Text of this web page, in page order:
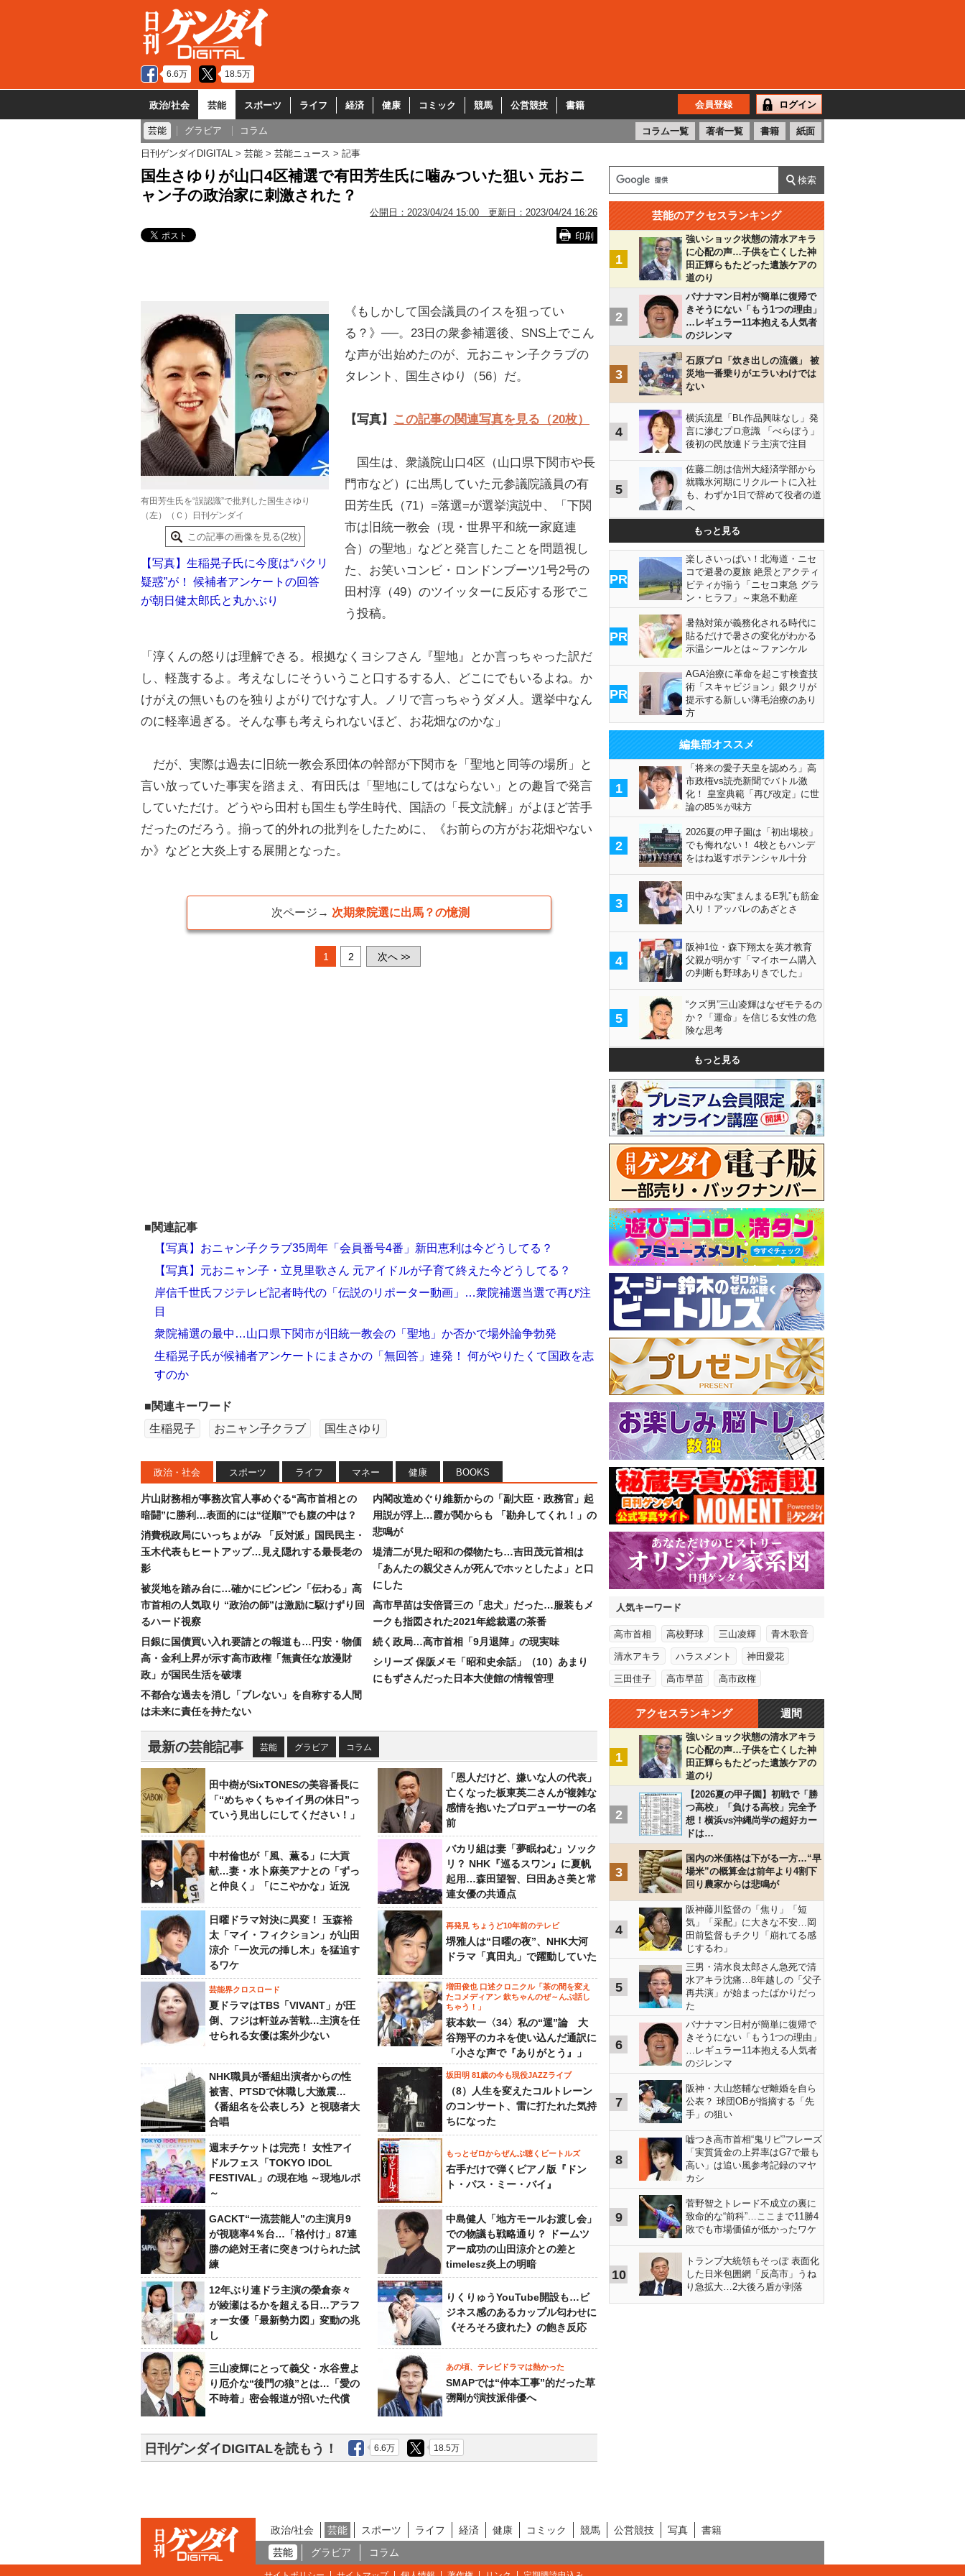
6.6万 18.5万
政治/社会 芸能 スポーツ ライフ 経済 健康 コミック 競馬 公営競技 書籍 会員登録 ログイン
芸能 グラビア コラム コラム一覧 著者一覧 書籍 紙面
日刊ゲンダイDIGITAL 芸能 芸能ニュース 記事
国生さゆりが山口4区補選で有田芳生氏に噛みついた狙い 元おニ
ャン子の政治家に刺激された？
公開日： 2023/04/24 15:00 更新日： 2023/04/24 16:26
印刷
有田芳生氏を“誤認識”で批判した国生さゆり
（左）（Ｃ）日刊ゲンダイ
この記事の画像を見る(2枚)
【写真】生稲晃子氏に今度は“パクリ
疑惑”が！ 候補者アンケートの回答
が朝日健太郎氏と丸かぶり
《もしかして国会議員のイスを狙ってい
る？》──。23日の衆参補選後、SNS上でこん
な声が出始めたのが、元おニャン子クラブの
タレント、国生さゆり（56）だ。
【写真】 この記事の関連写真を見る（20枚）
国生は、衆議院山口4区（山口県下関市や長
門市など）に出馬していた元参議院議員の有
田芳生氏（71）=落選=が選挙演説中、「下関
市は旧統一教会（現・世界平和統一家庭連
合）の聖地」などと発言したことを問題視し
た、お笑いコンビ・ロンドンブーツ1号2号の
田村淳（49）のツイッターに反応する形でこ
う投稿。
「淳くんの怒りは理解できる。根拠なくヨシフさん『聖地』とか言っちゃった訳だ
し、軽蔑するよ。考えなしにそういうこと口するする人、どこにでもいるよね。か
けがえの無いものを独りよがりでけなす人。ノリで言っちゃうダメ人。選挙中なん
のに軽率過ぎる。そんな事も考えられないほど、お花畑なのかな」
だが、実際は過去に旧統一教会系団体の幹部が下関市を「聖地と同等の場所」と
言い放っていた事実を踏まえ、有田氏は「聖地にしてはならない」との趣旨で発言
していただけ。どうやら田村も国生も学生時代、国語の「長文読解」がよほど苦手
だったのだろう。揃って的外れの批判をしたために、《お前らの方がお花畑やない
か》などと大炎上する展開となった。
次ページ→ 次期衆院選に出馬？の憶測
1 2 次へ >>
■関連記事
【写真】おニャン子クラブ35周年「会員番号4番」新田恵利は今どうしてる？
【写真】元おニャン子・立見里歌さん 元アイドルが子育て終えた今どうしてる？
岸信千世氏フジテレビ記者時代の「伝説のリポーター動画」…衆院補選当選で再び注
目
衆院補選の最中…山口県下関市が旧統一教会の「聖地」か否かで場外論争勃発
生稲晃子氏が候補者アンケートにまさかの「無回答」連発！ 何がやりたくて国政を志
すのか
■関連キーワード
生稲晃子
おニャン子クラブ 国生さゆり
政治・社会 スポーツ ライフ マネー 健康 BOOKS
片山財務相が事務次官人事めぐる“高市首相との
暗闘”に勝利…表面的には“従順”でも腹の中は？
消費税政局にいっちょがみ 「反対派」国民民主・
玉木代表もヒートアップ…見え隠れする最長老の
影
被災地を踏み台に…確かにビンビン「伝わる」高
市首相の人気取り “政治の師”は激励に駆けずり回
るハード視察
日銀に国債買い入れ要請との報道も…円安・物価
高・金利上昇が示す高市政権「無責任な放漫財
政」が国民生活を破壊
不都合な過去を消し「ブレない」を自称する人間
は未来に責任を持たない
内閣改造めぐり維新からの「副大臣・政務官」起
用説が浮上…霞が関からも 「勘弁してくれ！」の
悲鳴が
堤清二が見た昭和の傑物たち…吉田茂元首相は
「あんたの親父さんが死んでホッとしたよ」と口
にした
高市早苗は安倍晋三の「忠犬」だった…服装もメ
ークも指図された2021年総裁選の茶番
続く政局…高市首相「9月退陣」の現実味
シリーズ 保阪メモ「昭和史余話」（10）あまり
にもずさんだった日本大使館の情報管理
最新の芸能記事 芸能 グラビア コラム
田中樹がSixTONESの美容番長に
「“めちゃくちゃイイ男の休日”っ
ていう見出しにしてください！」
「恩人だけど、嫌いな人の代表」
亡くなった板東英二さんが複雑な
感情を抱いたプロデューサーの名
前
中村倫也が「風、薫る」に大貢
献…妻・水卜麻美アナとの「ずっ
と仲良く」「にこやかな」近況
バカリ組は妻「夢眠ねむ」ソック
リ？ NHK『巡るスワン』に夏帆
起用…森田望智、臼田あさ美と常
連女優の共通点
日曜ドラマ対決に異変！ 玉森裕
太「マイ・フィクション」が山田
涼介「一次元の挿し木」を猛追す
るワケ
再発見 ちょうど10年前のテレビ
堺雅人は“日曜の夜”、NHK大河
ドラマ「真田丸」で躍動していた
芸能界クロスロード
夏ドラマはTBS「VIVANT」が圧
倒、フジは軒並み苦戦…主演を任
せられる女優は案外少ない
増田俊也 口述クロニクル「茶の間を変え
たコメディアン 欽ちゃんのぜ～んぶ話し
ちゃう！」
萩本欽一〈34〉私の“運”論 大
谷翔平のカネを使い込んだ通訳に
「小さな声で『ありがとう』」
NHK職員が番組出演者からの性
被害、PTSDで休職し大激震…
《番組名を公表しろ》と視聴者大
合唱
坂田明 81歳の今も現役JAZZライブ
（8）人生を変えたコルトレーン
のコンサート、雷に打たれた気持
ちになった
週末チケットは完売！ 女性アイ
ドルフェス「TOKYO IDOL
FESTIVAL」の現在地 ～現地ルポ
～
もっとゼロからぜんぶ聴くビートルズ
右手だけで弾くピアノ版『ドン
ト・パス・ミー・バイ』
GACKT“一流芸能人”の主演月9
が視聴率4％台…「格付け」87連
勝の絶対王者に突きつけられた試
練
中島健人「地方モールお渡し会」
での物議も戦略通り？ ドームツ
アー成功の山田涼介との差と
timelesz炎上の明暗
12年ぶり連ドラ主演の榮倉奈々
が綾瀬はるかを超える日…アラフ
ォー女優「最新勢力図」変動の兆
し
りくりゅうYouTube開設も…ビ
ジネス感のあるカップル匂わせに
《そろそろ疲れた》の飽き反応
三山凌輝にとって義父・水谷豊よ
り厄介な“後門の狼”とは…「愛の
不時着」密会報道が招いた代償
あの頃、テレビドラマは熱かった
SMAPでは“仲本工事”的だった草
彅剛が演技派俳優へ
日刊ゲンダイDIGITALを読もう！ 6.6万 18.5万
芸能のアクセスランキング
1
強いショック状態の清水アキラ
に心配の声…子供を亡くした神
田正輝らもたどった遺族ケアの
道のり
2
バナナマン日村が簡単に復帰で
きそうにない「もう1つの理由」
…レギュラー11本抱える人気者
のジレンマ
3
石原プロ「炊き出しの流儀」 被
災地一番乗りがエラいわけでは
ない
4
横浜流星「BL作品興味なし」発
言に滲むプロ意識 「べらぼう」
後初の民放連ドラ主演で注目
5
佐藤二朗は信州大経済学部から
就職氷河期にリクルートに入社
も、わずか1日で辞めて役者の道
へ
もっと見る
PR
楽しさいっぱい！北海道・ニセ
コで避暑の夏旅 絶景とアクティ
ビティが揃う「ニセコ東急 グラ
ン・ヒラフ」～東急不動産
PR
暑熱対策が義務化される時代に
貼るだけで暑さの変化がわかる
示温シールとは～ファンケル
PR
AGA治療に革命を起こす検査技
術「スキャビジョン」銀クリが
提示する新しい薄毛治療のあり
方
編集部オススメ
1
「将来の愛子天皇を認めろ」高
市政権vs読売新聞でバトル激
化！ 皇室典範「再び改定」に世
論の85％が味方
2
2026夏の甲子園は「初出場校」
でも侮れない！ 4校ともハンデ
をはね返すポテンシャル十分
3
田中みな実“まんまるE乳”も筋金
入り！アッパレのあざとさ
4
阪神1位・森下翔太を英才教育
父親が明かす「マイホーム購入
の判断も野球ありきでした」
5
“クズ男”三山凌輝はなぜモテるの
か？「運命」を信じる女性の危
険な思考
もっと見る
人気キーワード
高市首相 高校野球 三山凌輝 青木歌音
清水アキラ ハラスメント 神田愛花
三田佳子 高市早苗 高市政権
アクセスランキング 週間
1
強いショック状態の清水アキラ
に心配の声…子供を亡くした神
田正輝らもたどった遺族ケアの
道のり
2
【2026夏の甲子園】初戦で「勝
つ高校」「負ける高校」完全予
想！横浜vs沖縄尚学の超好カー
ドは…
3
国内の米価格は下がる一方…“早
場米”の概算金は前年より4割下
回り農家からは悲鳴が
4
阪神藤川監督の「焦り」「短
気」「采配」に大きな不安…岡
田前監督もチクリ「崩れてる感
じするわ」
5
三男・清水良太郎さん急死で清
水アキラ沈痛…8年越しの「父子
再共演」が始まったばかりだっ
た
6
バナナマン日村が簡単に復帰で
きそうにない「もう1つの理由」
…レギュラー11本抱える人気者
のジレンマ
7
阪神・大山悠輔なぜ離婚を自ら
公表？ 球団OBが指摘する「先
手」の狙い
8
嘘つき高市首相“鬼リピ”フレーズ
「実質賃金の上昇率はG7で最も
高い」は追い風参考記録のマヤ
カシ
9
菅野智之トレード不成立の裏に
致命的な“前科”…ここまで11勝4
敗でも市場価値が低かったワケ
10
トランプ大統領もそっぽ 表面化
した日米包囲網「反高市」うね
り急拡大…2大後ろ盾が剥落
政治/社会 芸能 スポーツ ライフ 経済 健康 コミック 競馬 公営競技 写真
書籍
芸能
グラビア コラム